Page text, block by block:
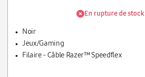
En rupture de stock
Noir
Jeux/Gaming
Filaire - Câble Razer™ Speedflex